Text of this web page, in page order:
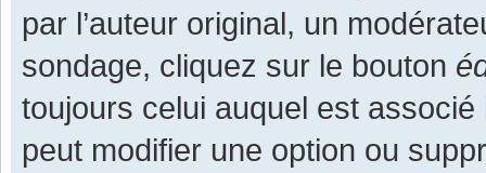
par l’auteur original, un
sondage, cliquez sur le bouton
toujours celui auquel est associé
peut modifier une option ou